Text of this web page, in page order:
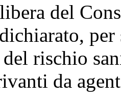
del
del rischio
da